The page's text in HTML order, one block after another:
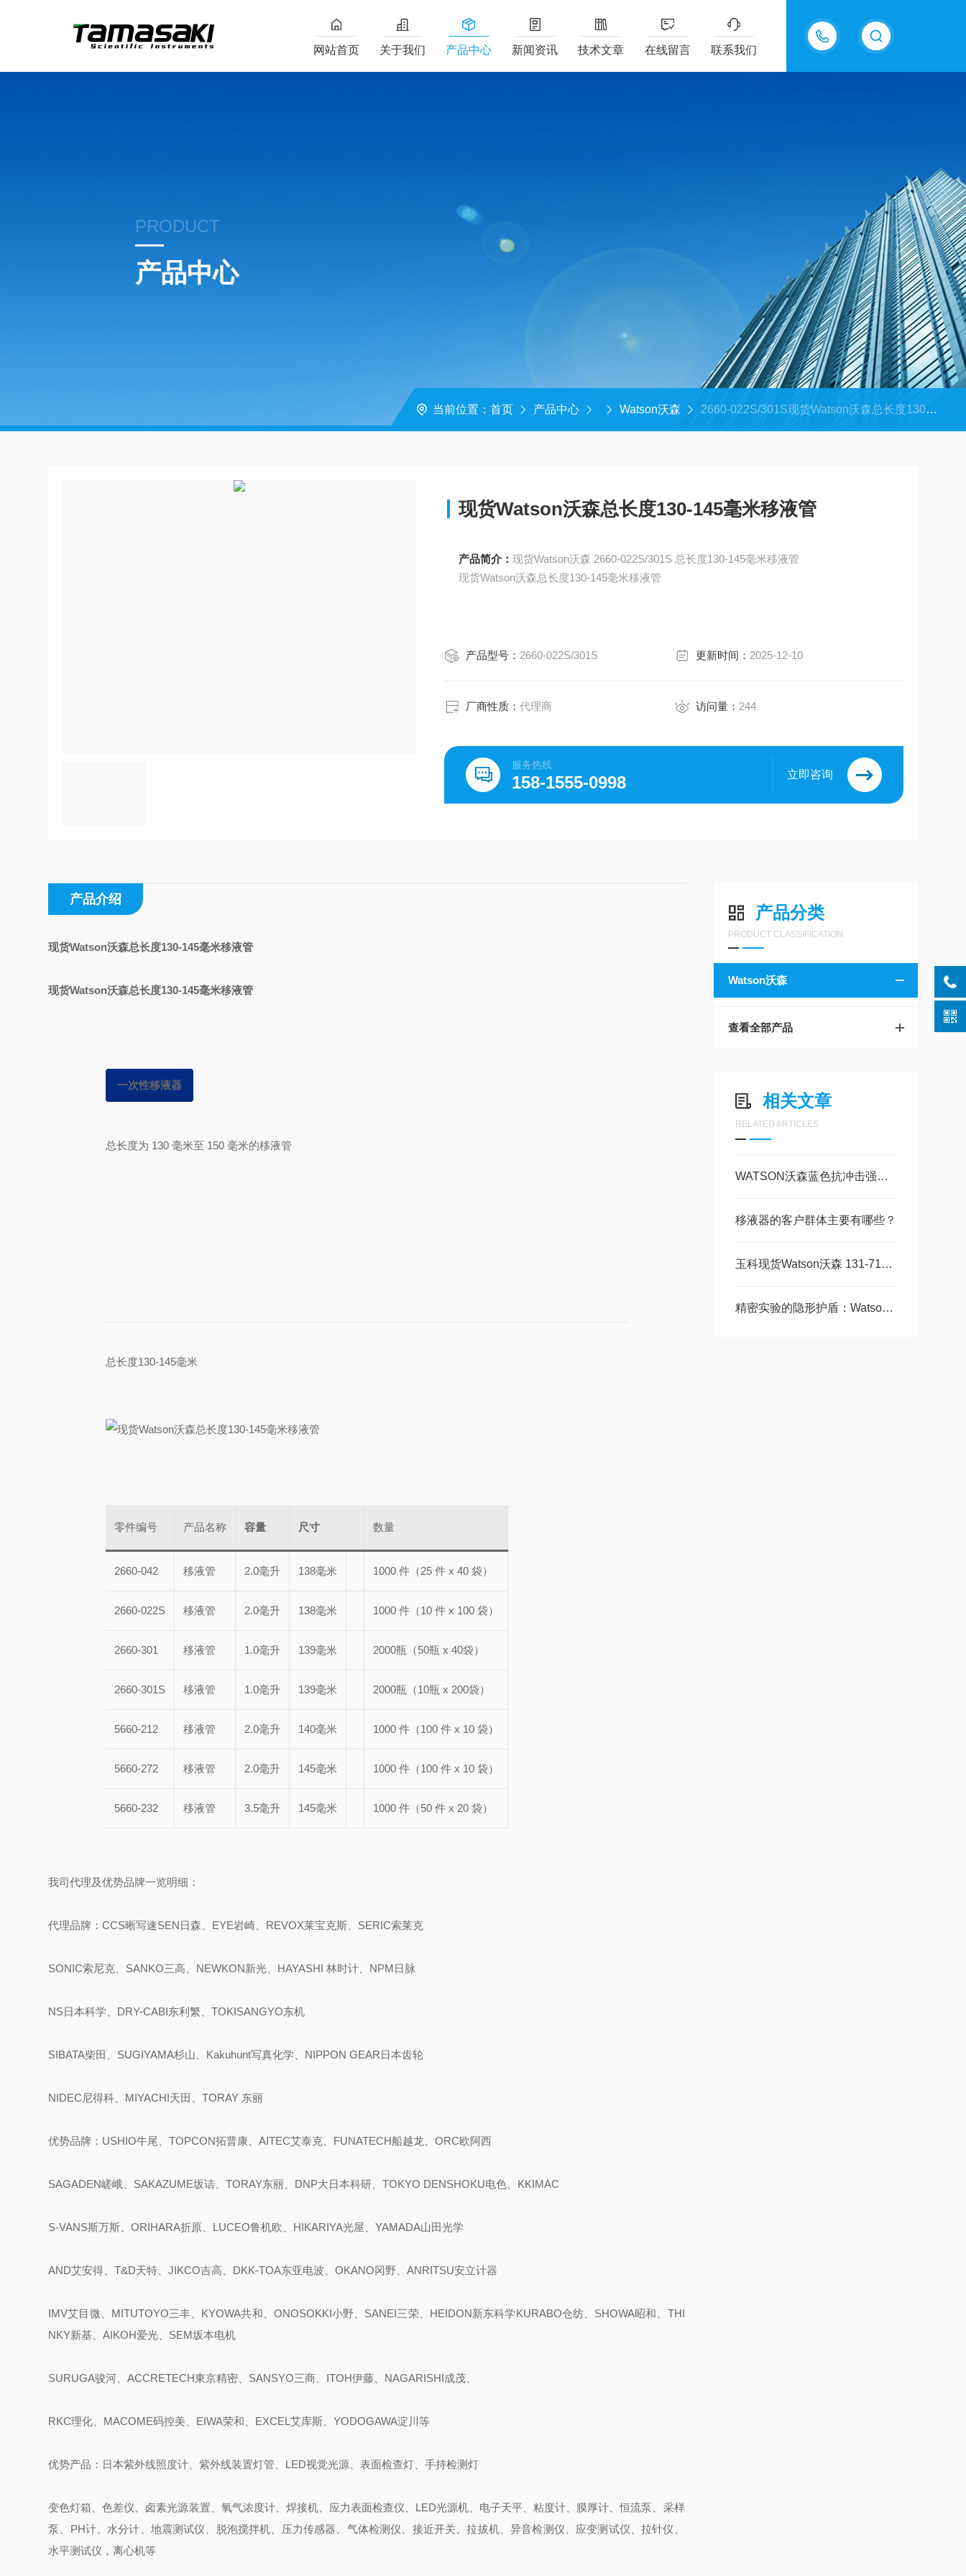
15815550998
网站首页 关于我们 产品中心 新闻资讯 技术文章 在线留言 联系我们
PRODUCT
产品中心
当前位置： 首页 产品中心 Watson沃森 2660-022S/301S现货Watson沃森总长度130-145毫米移液管
现货Watson沃森总长度130-145毫米移液管
产品简介：
现货Watson沃森 2660-022S/301S 总长度130-145毫米移液管
现货Watson沃森总长度130-145毫米移液管
产品型号： 2660-022S/301S 更新时间： 2025-12-10
厂商性质：代理商 访问量： 244
服务热线
158-1555-0998 立即咨询
产品分类
PRODUCT CLASSIFICATION
Watson沃森
查看全部产品
相关文章
RELATED ARTICLES
WATSON沃森蓝色抗冲击强冷冻储藏盒：实验室样本管理的可靠之选
移液器的客户群体主要有哪些？
玉科现货Watson沃森 131-7155C 微量离心管：以人为核心的实验室耗材精工
精密实验的隐形护盾：Watson沃森移液滤芯长吸头技术全解析
产品介绍
现货Watson沃森总长度130-145毫米移液管
现货Watson沃森总长度130-145毫米移液管
一次性移液器
总长度为 130 毫米至 150 毫米的移液管
总长度130-145毫米
零件编号 产品名称 容量 尺寸 数量
2660-042 移液管 2.0毫升 138毫米 1000 件（25 件 x 40 袋）
2660-022S 移液管 2.0毫升 138毫米 1000 件（10 件 x 100 袋）
2660-301 移液管 1.0毫升 139毫米 2000瓶（50瓶 x 40袋）
2660-301S 移液管 1.0毫升 139毫米 2000瓶（10瓶 x 200袋）
5660-212 移液管 2.0毫升 140毫米 1000 件（100 件 x 10 袋）
5660-272 移液管 2.0毫升 145毫米 1000 件（100 件 x 10 袋）
5660-232 移液管 3.5毫升 145毫米 1000 件（50 件 x 20 袋）
我司代理及优势品牌一览明细：
代理品牌：CCS晰写速SEN日森、EYE岩崎、REVOX莱宝克斯、SERIC索莱克
SONIC索尼克、SANKO三高、NEWKON新光、HAYASHI 林时计、NPM日脉
NS日本科学、DRY-CABI东利繁、TOKISANGYO东机
SIBATA柴田、SUGIYAMA杉山、Kakuhunt写真化学、NIPPON GEAR日本齿轮
NIDEC尼得科、MIYACHI天田、TORAY 东丽
优势品牌：USHIO牛尾、TOPCON拓普康、AITEC艾泰克、FUNATECH船越龙、ORC欧阿西
SAGADEN嵯峨、SAKAZUME坂诘、TORAY东丽、DNP大日本科研、TOKYO DENSHOKU电色、KKIMAC
S-VANS斯万斯、ORIHARA折原、LUCEO鲁机欧、HIKARIYA光屋、YAMADA山田光学
AND艾安得、T&D天特、JIKCO吉高、DKK-TOA东亚电波、OKANO冈野、ANRITSU安立计器
IMV艾目微、MITUTOYO三丰、KYOWA共和、ONOSOKKI小野、SANEI三荣、HEIDON新东科学KURABO仓纺、SHOWA昭和、THI
NKY新基、AIKOH爱光、SEM坂本电机
SURUGA骏河、ACCRETECH東京精密、SANSYO三商、ITOH伊藤、NAGARISHI成茂、
RKC理化、MACOME码控美、EIWA荣和、EXCEL艾库斯、YODOGAWA淀川等
优势产品：日本紫外线照度计、紫外线装置灯管、LED视觉光源、表面检查灯、手持检测灯
变色灯箱、色差仪、卤素光源装置、氧气浓度计、焊接机、应力表面检查仪、LED光源机、电子天平、粘度计、膜厚计、恒流泵、采样
泵、PH计、水分计、地震测试仪、脱泡搅拌机、压力传感器、气体检测仪、接近开关、拉拔机、异音检测仪、应变测试仪、拉针仪、
水平测试仪，离心机等